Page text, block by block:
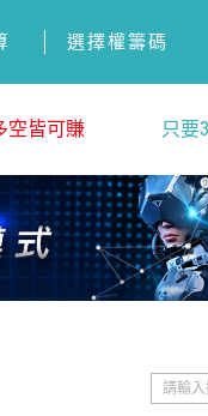
選擇權籌碼
空皆可賺 只要